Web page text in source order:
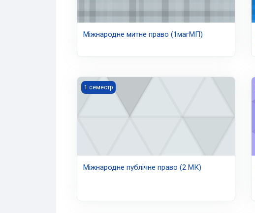
Міжнародне митне право (1магМП)
Міжнародне публічне право (2 МК)
1 семестр
Міжнародне публічне право (2 МК)